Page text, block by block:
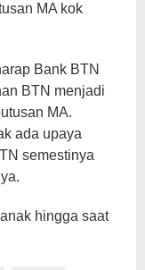
MA kok
Bank BTN
BTN menjadi
MA.
ada upaya
semestinya
hingga saat